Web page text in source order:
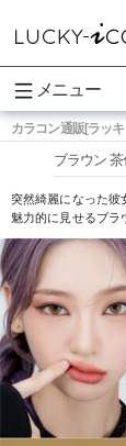
メニュー
カラコン通販[ラッ
ブラウン
突然綺麗になった彼
魅力的に見せるブラ